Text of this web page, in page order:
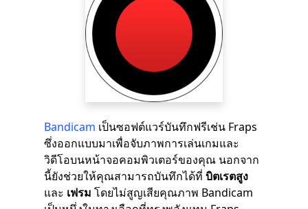
Bandicam เป็นซอฟต์แวร์บันทึกฟรีเช่น Fraps
ซึ่งออกแบบมาเพื่อจับภาพการเล่นเกมและ
วิดีโอบนหน้าจอคอมพิวเตอร์ของคุณ นอกจาก
นี้ยังช่วยให้คุณสามารถบันทึกได้ที่ บิตเรตสูง
และ เฟรม โดยไม่สูญเสียคุณภาพ Bandicam